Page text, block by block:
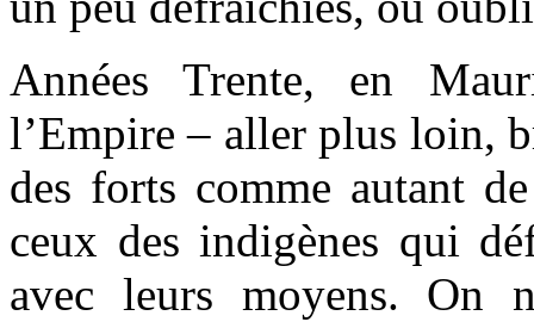
Années Trente, en
l’Empire – aller plus loin,
des forts comme autant
ceux des indigènes qui
avec leurs moyens. On